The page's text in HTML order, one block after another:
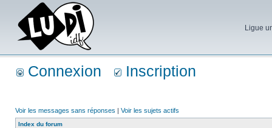
Ligue
Connexion Inscription
Voir les messages sans réponses | Voir les sujets actifs
Index du forum